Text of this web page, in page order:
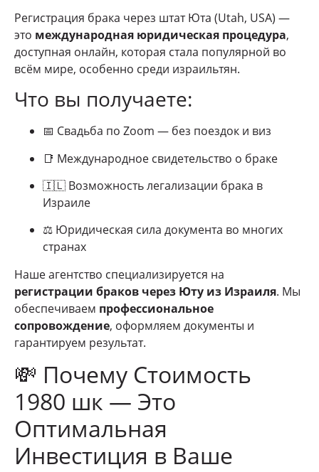
Регистрация брака через штат Юта (Utah, USA) —
это международная юридическая процедура,
доступная онлайн, которая стала популярной во
всём мире, особенно среди израильтян.
Что вы получаете:
📅 Свадьба по Zoom — без поездок и виз
📑 Международное свидетельство о браке
🇮🇱 Возможность легализации брака в
Израиле
⚖ Юридическая сила документа во многих
странах
Наше агентство специализируется на
регистрации браков через Юту из Израиля. Мы
обеспечиваем профессиональное
сопровождение, оформляем документы и
гарантируем результат.
💸 Почему Стоимость
1980 шк — Это
Оптимальная
Инвестиция в Ваше